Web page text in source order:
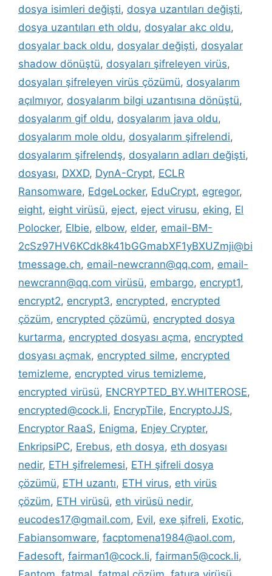
dosya isimleri değişti, dosya uzantıları değişti,
dosya uzantıları eth oldu, dosyalar akc oldu,
dosyalar back oldu, dosyalar değişti, dosyalar
shadow dönüştü, dosyaları şifreleyen virüs,
dosyaları şifreleyen virüs çözümü, dosyalarım
açılmıyor, dosyalarım bilgi uzantısına dönüştü,
dosyalarım gif oldu, dosyalarım java oldu,
dosyalarım mole oldu, dosyalarım şifrelendi,
dosyalarım şifrelendş, dosyaların adları değişti,
dosyası, DXXD, DynA-Crypt, ECLR
Ransomware, EdgeLocker, EduCrypt, egregor,
eight, eight virüsü, eject, eject virusu, eking, El
Polocker, Elbie, elbow, elder, email-BM-
2cSz97HV6KCdk8k41bGGmabXF1yBXUZmji@bi
tmessage.ch, email-newcrann@qq.com, email-
newcrann@qq.com virüsü, embargo, encrypt1,
encrypt2, encrypt3, encrypted, encrypted
çözüm, encrypted çözümü, encrypted dosya
kurtarma, encrypted dosyası açma, encrypted
dosyası açmak, encrypted silme, encrypted
temizleme, encrypted virus temizleme,
encrypted virüsü, ENCRYPTED_BY.WHITEROSE,
encrypted@cock.li, EncrypTile, EncryptoJJS,
Encryptor RaaS, Enigma, Enjey Crypter,
EnkripsiPC, Erebus, eth dosya, eth dosyası
nedir, ETH şifrelemesi, ETH şifreli dosya
çözümü, ETH uzantı, ETH virus, eth virüs
çözüm, ETH virüsü, eth virüsü nedir,
eucodes17@gmail.com, Evil, exe şifreli, Exotic,
Fabiansomware, facptomena1984@aol.com,
Fadesoft, fairman1@cock.li, fairman5@cock.li,